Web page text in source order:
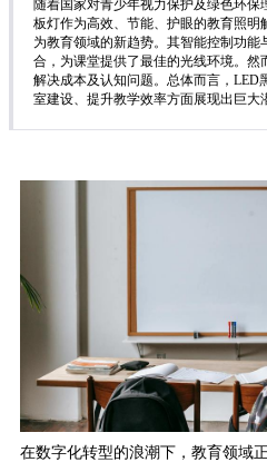
随着国家对青少年视力保护及绿色环保
板灯作为高效、节能、护眼的教育照明
为教育领域的新趋势。其智能控制功能
合，为课堂提供了最佳的光线环境。然
解决成本及认知问题。总体而言，LED
室建设、提升教学效率方面展现出巨大
在数字化转型的浪潮下，教育领域